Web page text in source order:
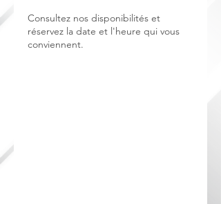
Consultez nos disponibilités et
réservez la date et l'heure qui vous
conviennent.